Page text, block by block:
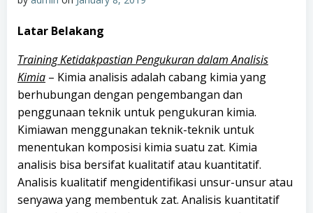
Latar Belakang
Training Ketidakpastian Pengukuran dalam Analisis
Kimia – Kimia analisis adalah cabang kimia yang
berhubungan dengan pengembangan dan
penggunaan teknik untuk pengukuran kimia.
Kimiawan menggunakan teknik-teknik untuk
menentukan komposisi kimia suatu zat. Kimia
analisis bisa bersifat kualitatif atau kuantitatif.
Analisis kualitatif mengidentifikasi unsur-unsur atau
senyawa yang membentuk zat. Analisis kuantitatif